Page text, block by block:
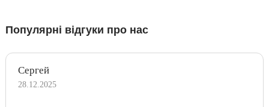
Популярні відгуки про нас
Сергей
28.12.2025